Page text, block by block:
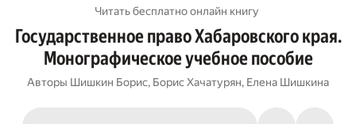
Читать бесплатно онлайн книгу
Государственное право Хабаровского края.
Монографическое учебное пособие
Авторы Шишкин Борис, Борис Хачатурян, Елена Шишкина